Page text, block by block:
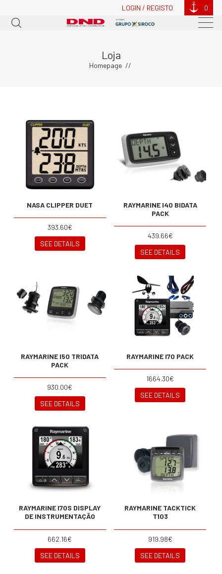
LOGIN / REGISTO 0
Loja
Homepage
NASA CLIPPER DUET
393.60€
SEE DETAILS
RAYMARINE I40 BIDATA
PACK
439.66€
SEE DETAILS
RAYMARINE I50 TRIDATA
PACK
930.00€
SEE DETAILS
RAYMARINE I70 PACK
1664.30€
SEE DETAILS
RAYMARINE I70S DISPLAY
DE INSTRUMENTAÇÃO
662.16€
SEE DETAILS
RAYMARINE TACKTICK
T103
919.98€
SEE DETAILS